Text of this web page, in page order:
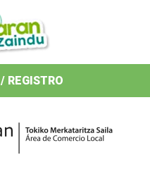
Organizan
REGISTRO